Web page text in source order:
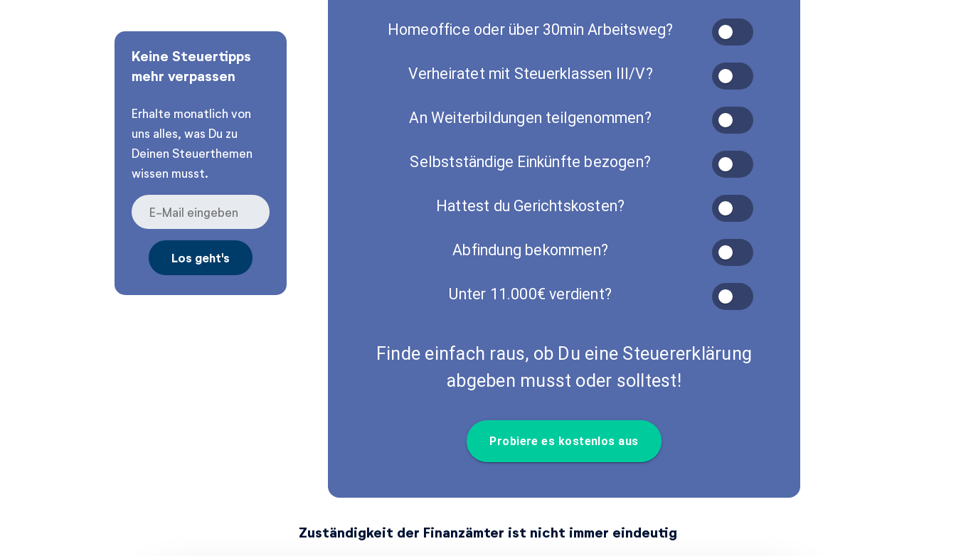
Keine Steuertipps
mehr verpassen
Erhalte monatlich von
uns alles, was Du zu
Deinen Steuerthemen
wissen musst.
Homeoffice oder über 30min Arbeitsweg?
Verheiratet mit Steuerklassen III/V?
An Weiterbildungen teilgenommen?
Selbstständige Einkünfte bezogen?
Hattest du Gerichtskosten?
Abfindung bekommen?
Unter 11.000€ verdient?
Finde einfach raus, ob Du eine Steuererklärung
abgeben musst oder solltest!
Probiere es kostenlos aus
Zuständigkeit der Finanzämter ist nicht immer eindeutig